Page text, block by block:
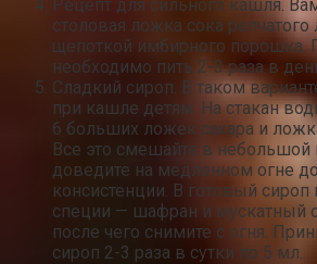
Рецепт для сильного кашля.
столовая ложка сока
щепоткой имбирного порошка.
необходимо пить 2-3 раза в
Сладкий сироп. В таком
при кашле детям. На стакан
6 больших ложек сахара и
Все это смешайте в небольшой
доведите на медленном огне до
консистенции. В готовый
специи — шафран и мускатный
после чего снимите с огня.
сироп 2-3 раза в сутки по 5 мл.